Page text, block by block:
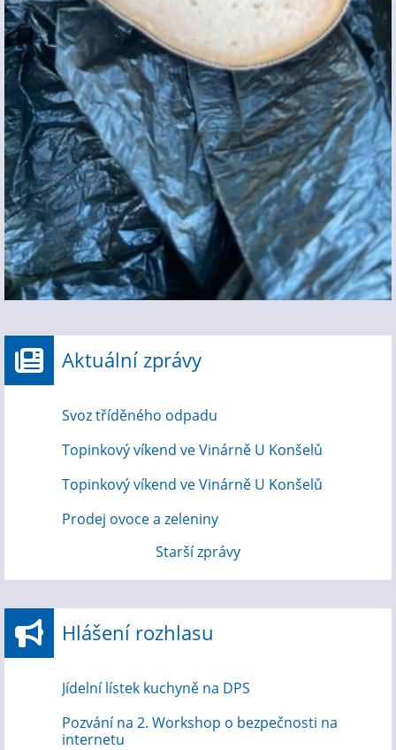
Aktuální zprávy
Svoz tříděného odpadu
Topinkový víkend ve Vinárně U Konšelů
Topinkový víkend ve Vinárně U Konšelů
Prodej ovoce a zeleniny
Starší zprávy
Hlášení rozhlasu
Jídelní lístek kuchyně na DPS
Pozvání na 2. Workshop o bezpečnosti na
internetu